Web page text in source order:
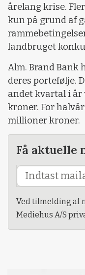
årelang krise.
kun på grund af
landbruget
Alm. Brand Bank
deres portefølje.
andet kvartal i år
kroner. For
millioner kroner.
Få aktuelle
Ved tilmelding af
Mediehus A/S